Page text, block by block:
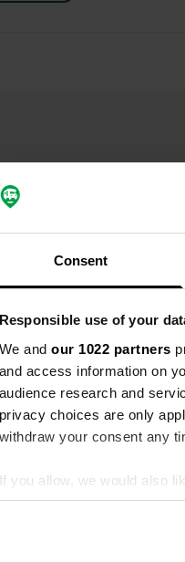
Consent
Responsible use of your
We and our 1022 partners
and access information on
audience research and
privacy choices are only
withdraw your consent any
If you allow, we would also
Collect information
Find out more about how
sur la Route des Aigles
bien indiqué à la sortie
simples, ambiance
(sans électricité), pour
!